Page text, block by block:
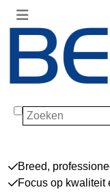
Zoeken
Breed,
Focus op kwaliteit